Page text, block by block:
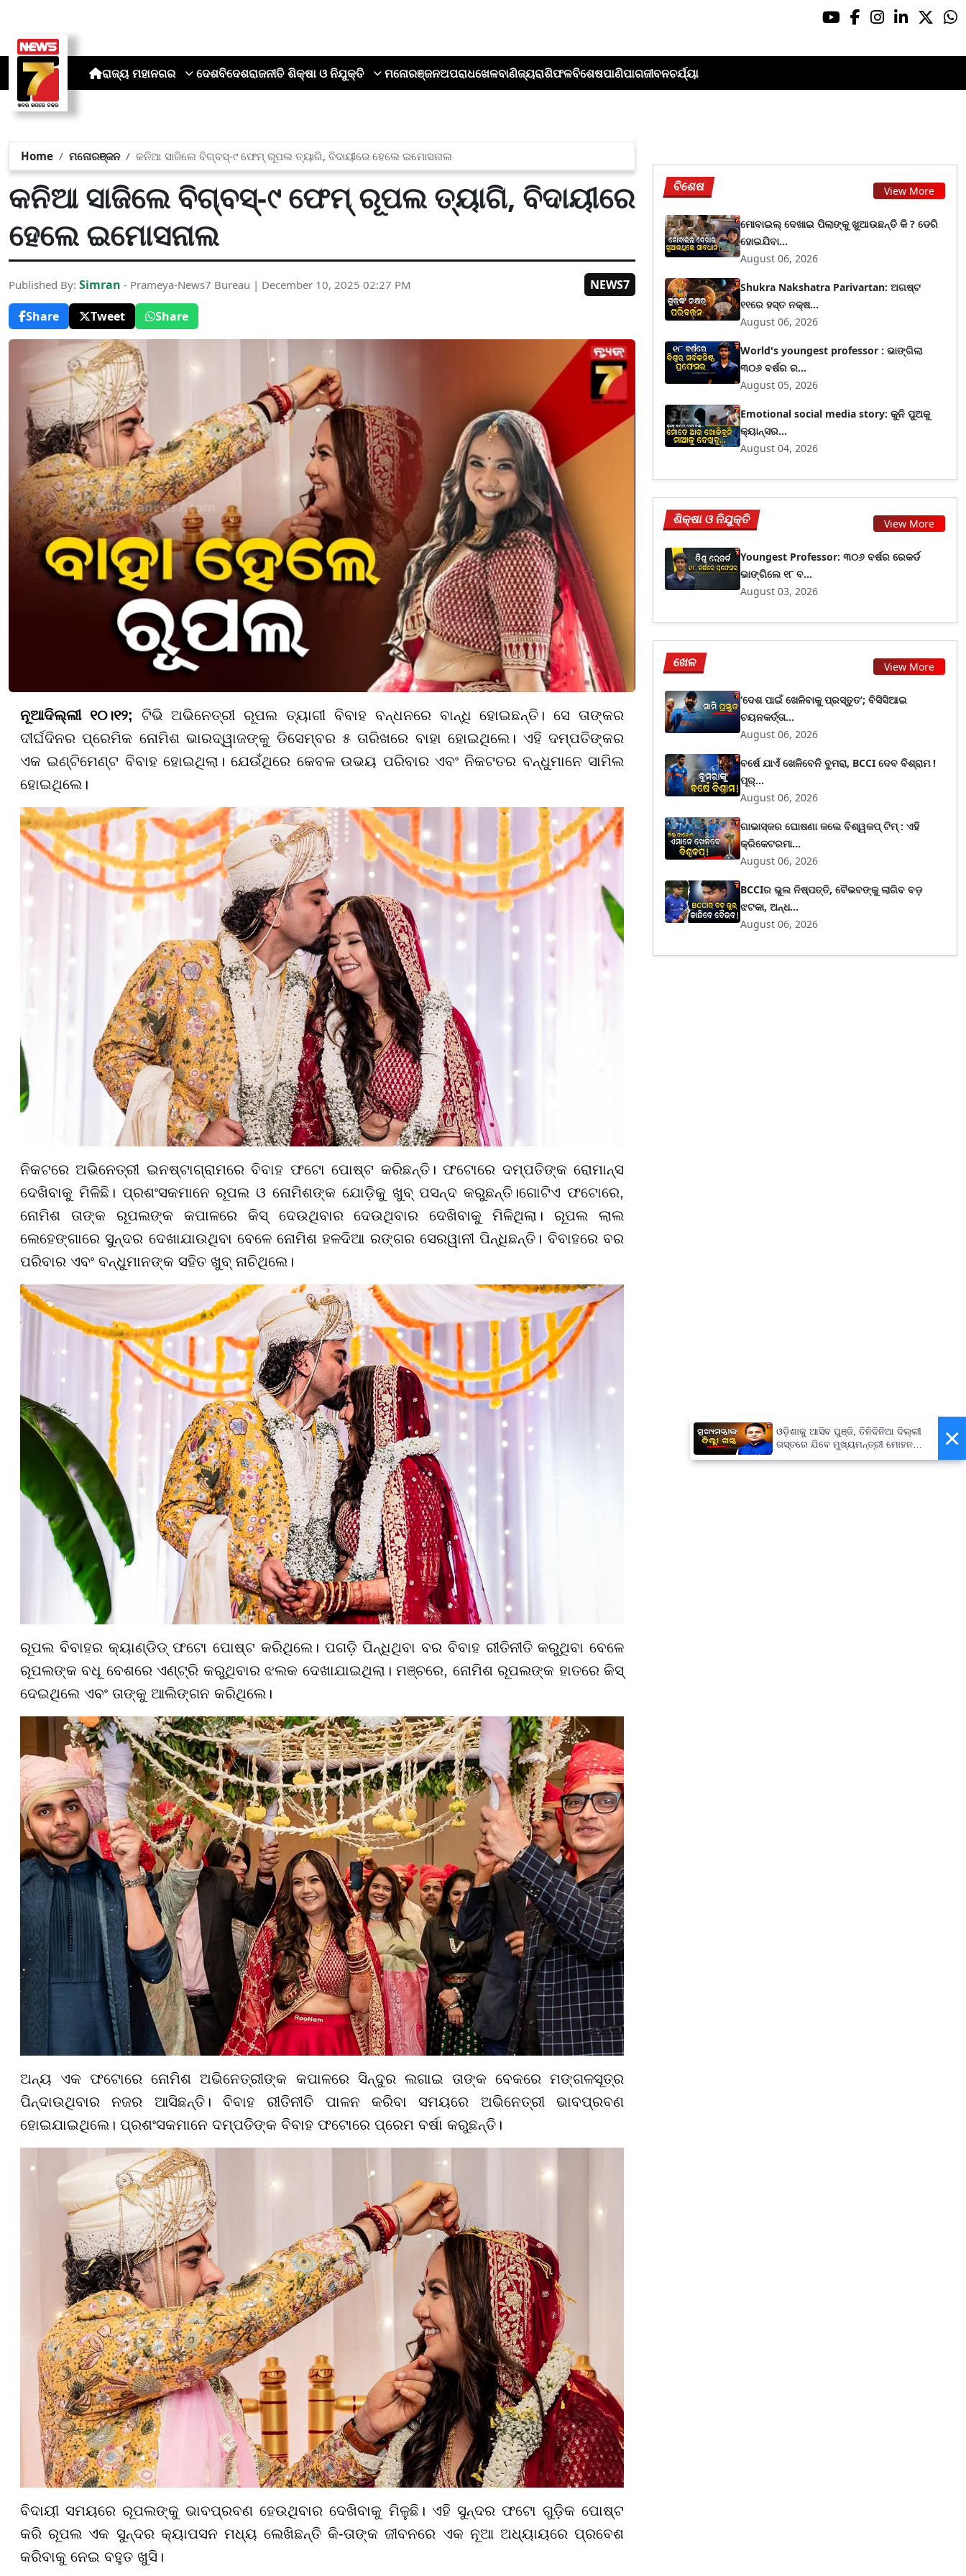
ରାଜ୍ୟ ମହାନଗର ଦେଶବିଦେଶରାଜନୀତି ଶିକ୍ଷା ଓ ନିଯୁକ୍ତି ମନୋରଞ୍ଜନଅପରାଧଖେଳବାଣିଜ୍ୟରାଶିଫଳବିଶେଷପାଣିପାଗଜୀବନଚର୍ଯ୍ୟା
Home ମନୋରଞ୍ଜନ କନିଆ ସାଜିଲେ ବିଗ୍‌ବସ୍-୯ ଫେମ୍ ରୂପଲ ତ୍ୟାଗି, ବିଦାୟୀରେ ହେଲେ ଇମୋସନାଲ
କନିଆ ସାଜିଲେ ବିଗ୍‌ବସ୍-୯ ଫେମ୍ ରୂପଲ ତ୍ୟାଗି, ବିଦାୟୀରେ
ହେଲେ ଇମୋସନାଲ
Published By: Simran - Prameya-News7 Bureau | December 10, 2025 02:27 PM
NEWS7
Share
Tweet Share
ନୂଆଦିଲ୍ଲୀ ୧୦।୧୨; ଟିଭି ଅଭିନେତ୍ରୀ ରୂପଲ ତ୍ୟାଗୀ ବିବାହ ବନ୍ଧନରେ ବାନ୍ଧି ହୋଇଛନ୍ତି। ସେ ତାଙ୍କର
ଦୀର୍ଘଦିନର ପ୍ରେମିକ ନୋମିଶ ଭାରଦ୍ୱାଜଙ୍କୁ ଡିସେମ୍ବର ୫ ତାରିଖରେ ବାହା ହୋଇଥିଲେ। ଏହି ଦମ୍ପତିଙ୍କର
ଏକ ଇଣ୍ଟିମେଣ୍ଟ ବିବାହ ହୋଇଥିଲା। ଯେଉଁଥିରେ କେବଳ ଉଭୟ ପରିବାର ଏବଂ ନିକଟତର ବନ୍ଧୁମାନେ ସାମିଲ
ହୋଇଥିଲେ।
ନିକଟରେ ଅଭିନେତ୍ରୀ ଇନଷ୍ଟାଗ୍ରାମରେ ବିବାହ ଫଟୋ ପୋଷ୍ଟ କରିଛନ୍ତି। ଫଟୋରେ ଦମ୍ପତିଙ୍କ ରୋମାନ୍ସ
ଦେଖିବାକୁ ମିଳିଛି। ପ୍ରଶଂସକମାନେ ରୂପଲ ଓ ନୋମିଶଙ୍କ ଯୋଡ଼ିକୁ ଖୁବ୍ ପସନ୍ଦ କରୁଛନ୍ତି।ଗୋଟିଏ ଫଟୋରେ,
ନୋମିଶ ତାଙ୍କ ରୂପଲଙ୍କ କପାଳରେ କିସ୍ ଦେଉଥିବାର ଦେଉଥିବାର ଦେଖିବାକୁ ମିଳିଥିଲା। ରୂପଲ ଲାଲ
ଲେହେଙ୍ଗାରେ ସୁନ୍ଦର ଦେଖାଯାଉଥିବା ବେଳେ ନୋମିଶ ହଳଦିଆ ରଙ୍ଗର ସେରୱାନୀ ପିନ୍ଧିଛନ୍ତି। ବିବାହରେ ବର
ପରିବାର ଏବଂ ବନ୍ଧୁମାନଙ୍କ ସହିତ ଖୁବ୍ ନାଚିଥିଲେ।
ରୂପଲ ବିବାହର କ୍ୟାଣ୍ଡିଡ୍ ଫଟୋ ପୋଷ୍ଟ କରିଥିଲେ। ପଗଡ଼ି ପିନ୍ଧିଥିବା ବର ବିବାହ ରୀତିନୀତି କରୁଥିବା ବେଳେ
ରୂପଲଙ୍କ ବଧୂ ବେଶରେ ଏଣ୍ଟ୍ରି କରୁଥିବାର ଝଲକ ଦେଖାଯାଇଥିଲା। ମଞ୍ଚରେ, ନୋମିଶ ରୂପଲଙ୍କ ହାତରେ କିସ୍
ଦେଇଥିଲେ ଏବଂ ତାଙ୍କୁ ଆଲିଙ୍ଗନ କରିଥିଲେ।
ଅନ୍ୟ ଏକ ଫଟୋରେ ନୋମିଶ ଅଭିନେତ୍ରୀଙ୍କ କପାଳରେ ସିନ୍ଦୁର ଲଗାଇ ତାଙ୍କ ବେକରେ ମଙ୍ଗଳସୂତ୍ର
ପିନ୍ଦାଉଥିବାର ନଜର ଆସିଛନ୍ତି। ବିବାହ ରୀତିନୀତି ପାଳନ କରିବା ସମୟରେ ଅଭିନେତ୍ରୀ ଭାବପ୍ରବଣ
ହୋଇଯାଇଥିଲେ। ପ୍ରଶଂସକମାନେ ଦମ୍ପତିଙ୍କ ବିବାହ ଫଟୋରେ ପ୍ରେମ ବର୍ଷା କରୁଛନ୍ତି।
ବିଦାୟୀ ସମୟରେ ରୂପଲଙ୍କୁ ଭାବପ୍ରବଣ ହେଉଥିବାର ଦେଖିବାକୁ ମିଳୁଛି। ଏହି ସୁନ୍ଦର ଫଟୋ ଗୁଡ଼ିକ ପୋଷ୍ଟ
କରି ରୂପଲ ଏକ ସୁନ୍ଦର କ୍ୟାପସନ ମଧ୍ୟ ଲେଖିଛନ୍ତି କି-ତାଙ୍କ ଜୀବନରେ ଏକ ନୂଆ ଅଧ୍ୟାୟରେ ପ୍ରବେଶ
କରିବାକୁ ନେଇ ବହୁତ ଖୁସି।
ବିଶେଷ View More
ମୋବାଇଲ୍ ଦେଖାଇ ପିଲାଙ୍କୁ ଖୁଆଉଛନ୍ତି କି ? ଡେରି
ହୋଇଯିବା...
August 06, 2026
Shukra Nakshatra Parivartan: ଅଗଷ୍ଟ
୧୧ରେ ହସ୍ତ ନକ୍ଷ...
August 06, 2026
World's youngest professor : ଭାଙ୍ଗିଲା
୩୦୬ ବର୍ଷର ର...
August 05, 2026
Emotional social media story: କୁନି ପୁଅକୁ
କ୍ୟାନ୍ସର...
August 04, 2026
ଶିକ୍ଷା ଓ ନିଯୁକ୍ତି View More
Youngest Professor: ୩୦୬ ବର୍ଷର ରେକର୍ଡ
ଭାଙ୍ଗିଲେ ୧୮ ବ...
August 03, 2026
ଖେଳ View More
‘ଦେଶ ପାଇଁ ଖେଳିବାକୁ ପ୍ରସ୍ତୁତ’; ବିସିସିଆଇ
ଚୟନକର୍ତ୍ତା...
August 06, 2026
ବର୍ଷେ ଯାଏଁ ଖେଳିବେନି ବୁମରା, BCCI ଦେବ ବିଶ୍ରାମ !
ପୂର୍...
August 06, 2026
ଗାଭାସ୍କର ଘୋଷଣା କଲେ ବିଶ୍ୱକପ୍ ଟିମ୍ : ଏହି
କ୍ରିକେଟରମା...
August 06, 2026
BCCIର ଭୁଲ ନିଷ୍ପତ୍ତି, ବୈଭବଙ୍କୁ ଲାଗିବ ବଡ଼
ଝଟକା, ଅନ୍ଧ...
August 06, 2026
×
ଓଡ଼ିଶାକୁ ଆସିବ ପୁଞ୍ଜି, ତିନିଦିନିଆ ଦିଲ୍ଲୀ
ଗସ୍ତରେ ଯିବେ ମୁଖ୍ୟମନ୍ତ୍ରୀ ମୋହନ
ମାଝୀ